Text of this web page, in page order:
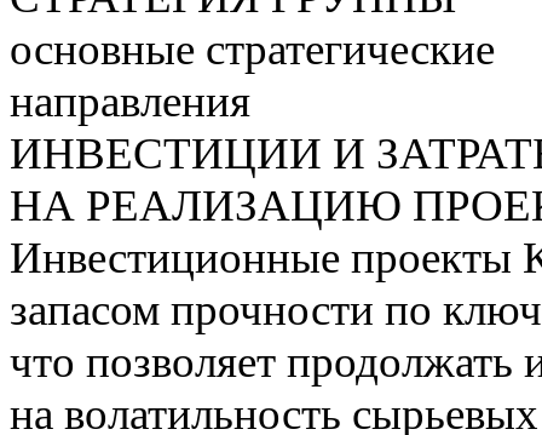
основные стратегические
направления
ИНВЕСТИЦИИ И
НА РЕАЛИЗАЦИЮ
Инвестиционные проекты
запасом прочности по
что позволяет продолжать
на волатильность